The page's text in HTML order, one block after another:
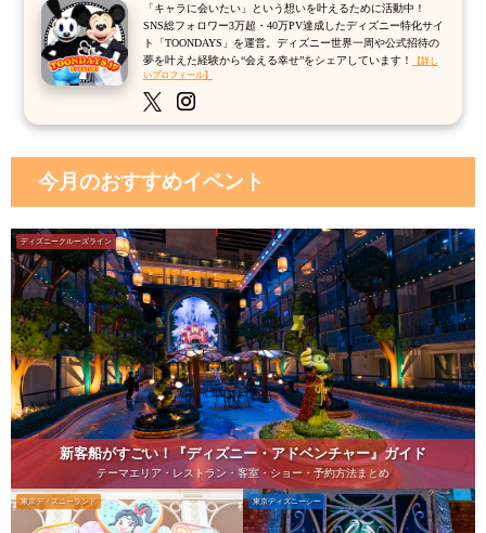
「キャラに会いたい」という想いを叶えるために活動中！
SNS総フォロワー3万超・40万PV達成したディズニー特化サイ
ト「TOONDAYS」を運営。ディズニー世界一周や公式招待の
夢を叶えた経験から“会える幸せ”をシェアしています！
【詳し
いプロフィール】
今月のおすすめイベント
ディズニークルーズライン
新客船がすごい！『ディズニー・アドベンチャー』ガイド
テーマエリア・レストラン・客室・ショー・予約方法まとめ
東京ディズニーランド 東京ディズニーシー